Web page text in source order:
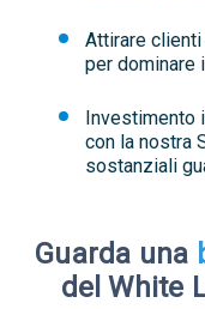
Attirare
per dominare
Investimento
con la nostra
sostanziali
Guarda una
del White